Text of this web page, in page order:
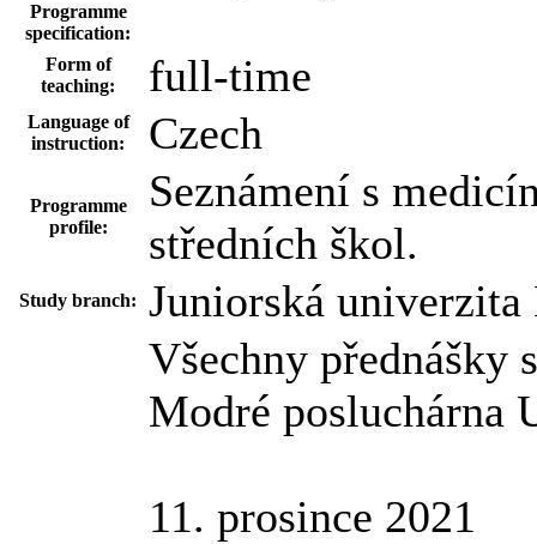
Programme
specification:
Form of
teaching:
full-time
Language of
instruction:
Czech
Programme
profile:
Seznámení s
středních škol.
Study branch: Juniorská
Všechny přednášky
Modré posluchárna
11. prosince 2021